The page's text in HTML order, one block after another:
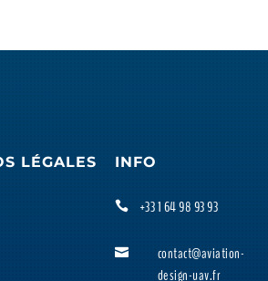
LÉGALES INFO
 +33 1 64 98 93 93

contact@aviation-
design-uav.fr